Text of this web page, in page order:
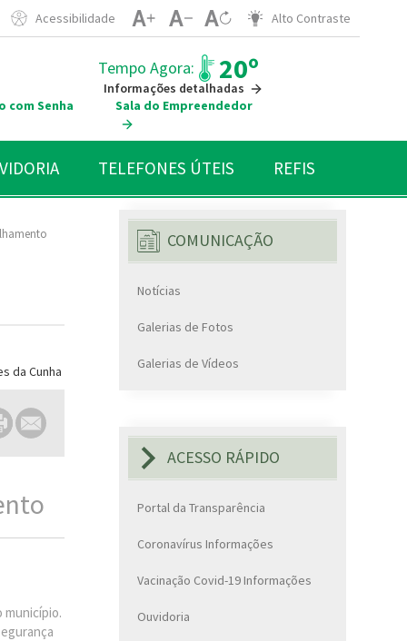
Acessibilidade Alto Contraste
Tempo Agora: 20º
Informações detalhadas
com Senha
Sala do Empreendedor
TELEFONES ÚTEIS REFIS
município.
COMUNICAÇÃO
Notícias
Galerias de Fotos
Galerias de Vídeos
ACESSO RÁPIDO
Portal da Transparência
Coronavírus Informações
Vacinação Covid-19 Informações
Ouvidoria